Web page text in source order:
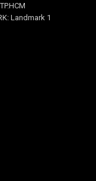
Landmark 1